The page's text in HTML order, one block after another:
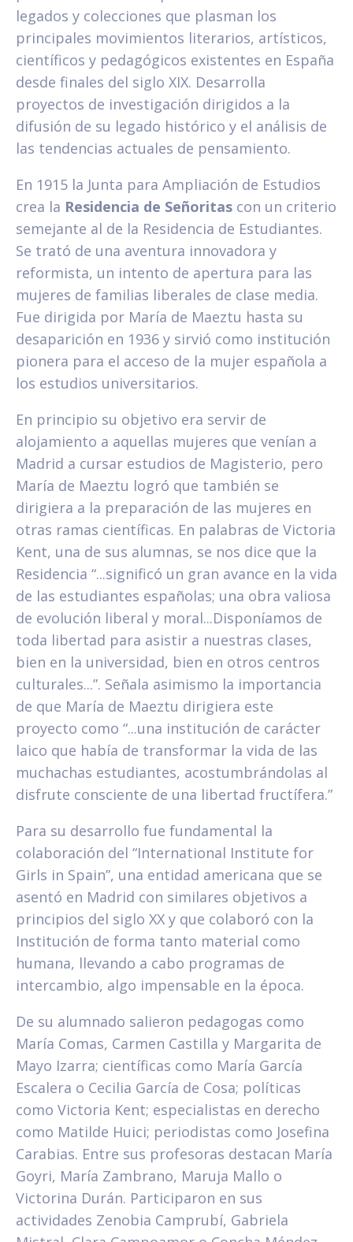
legados y colecciones que plasman los
principales movimientos literarios, artísticos,
científicos y pedagógicos existentes en España
desde finales del siglo XIX. Desarrolla
proyectos de investigación dirigidos a la
difusión de su legado histórico y el análisis de
las tendencias actuales de pensamiento.
En 1915 la Junta para Ampliación de Estudios
crea la Residencia de Señoritas con un criterio
semejante al de la Residencia de Estudiantes.
Se trató de una aventura innovadora y
reformista, un intento de apertura para las
mujeres de familias liberales de clase media.
Fue dirigida por María de Maeztu hasta su
desaparición en 1936 y sirvió como institución
pionera para el acceso de la mujer española a
los estudios universitarios.
En principio su objetivo era servir de
alojamiento a aquellas mujeres que venían a
Madrid a cursar estudios de Magisterio, pero
María de Maeztu logró que también se
dirigiera a la preparación de las mujeres en
otras ramas científicas. En palabras de Victoria
Kent, una de sus alumnas, se nos dice que la
Residencia “...significó un gran avance en la vida
de las estudiantes españolas; una obra valiosa
de evolución liberal y moral...Disponíamos de
toda libertad para asistir a nuestras clases,
bien en la universidad, bien en otros centros
culturales...”. Señala asimismo la importancia
de que María de Maeztu dirigiera este
proyecto como “...una institución de carácter
laico que había de transformar la vida de las
muchachas estudiantes, acostumbrándolas al
disfrute consciente de una libertad fructífera.”
Para su desarrollo fue fundamental la
colaboración del “International Institute for
Girls in Spain”, una entidad americana que se
asentó en Madrid con similares objetivos a
principios del siglo XX y que colaboró con la
Institución de forma tanto material como
humana, llevando a cabo programas de
intercambio, algo impensable en la época.
De su alumnado salieron pedagogas como
María Comas, Carmen Castilla y Margarita de
Mayo Izarra; científicas como María García
Escalera o Cecilia García de Cosa; políticas
como Victoria Kent; especialistas en derecho
como Matilde Huici; periodistas como Josefina
Carabias. Entre sus profesoras destacan María
Goyri, María Zambrano, Maruja Mallo o
Victorina Durán. Participaron en sus
actividades Zenobia Camprubí, Gabriela